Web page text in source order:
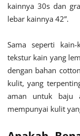
kainnya 30s dan
lebar kainnya 42”.
Sama seperti
tekstur kain yang
dengan bahan
kulit, yang
aman untuk baju
mempunyai kulit